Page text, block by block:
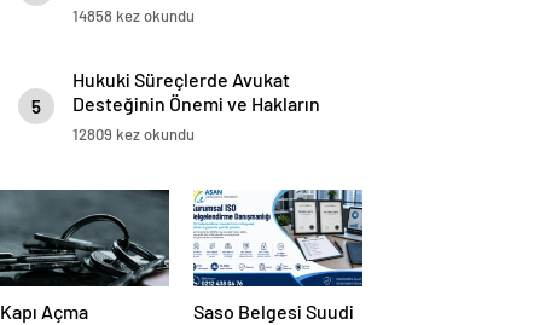
14858 kez okundu
5
Hukuki Süreçlerde Avukat
Desteğinin Önemi ve Hakların
Korunması
12809 kez okundu
Kapı Açma
Saso Belgesi Suudi